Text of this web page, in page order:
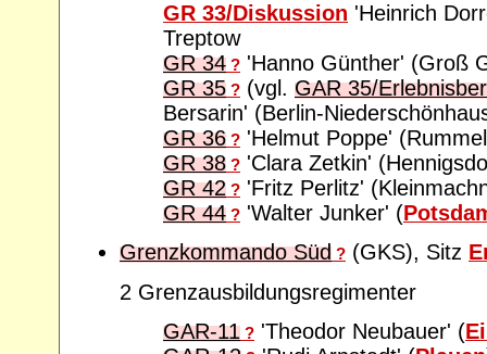
GR 33/Diskussion 'Heinrich
Treptow
GR 34 ? 'Hanno Günther' (Groß
GR 35 ? (vgl. GAR 35/
Bersarin' (Berlin-
GR 36 ? 'Helmut Poppe'
GR 38 ? 'Clara Zetkin'
GR 42 ? 'Fritz Perlitz'
GR 44 ? 'Walter Junker' (
Grenzkommando Süd ? (GKS), Sitz
2 Grenzausbildungsregimenter
GAR-11 ? 'Theodor Neubauer' (